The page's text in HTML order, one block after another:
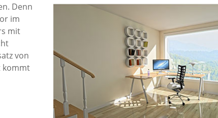
Denn
im
mit
von
kommt